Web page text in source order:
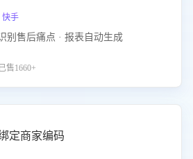
手
别售后痛点 · 报表自动生成
售1660+
定商家编码